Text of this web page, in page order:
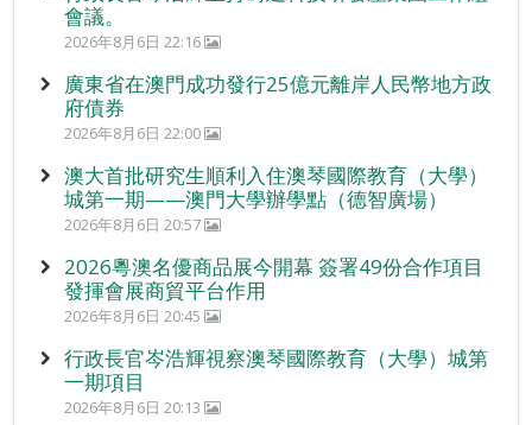
會議。
2026年8月6日 22:16
廣東省在澳門成功發行25億元離岸人民幣地方政
府債券
2026年8月6日 22:00
澳大首批研究生順利入住澳琴國際教育（大學）
城第一期——澳門大學辦學點（德智廣場）
2026年8月6日 20:57
2026粵澳名優商品展今開幕 簽署49份合作項目
發揮會展商貿平台作用
2026年8月6日 20:45
行政長官岑浩輝視察澳琴國際教育（大學）城第
一期項目
2026年8月6日 20:13